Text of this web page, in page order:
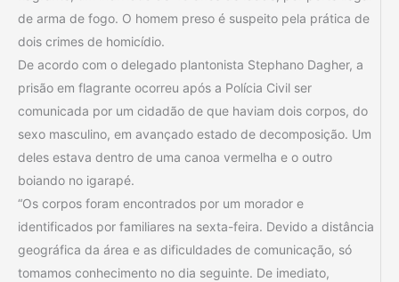
de arma de fogo. O homem preso é suspeito pela prática de
dois crimes de homicídio.
De acordo com o delegado plantonista Stephano Dagher, a
prisão em flagrante ocorreu após a Polícia Civil ser
comunicada por um cidadão de que haviam dois corpos, do
sexo masculino, em avançado estado de decomposição. Um
deles estava dentro de uma canoa vermelha e o outro
boiando no igarapé.
“Os corpos foram encontrados por um morador e
identificados por familiares na sexta-feira. Devido a distância
geográfica da área e as dificuldades de comunicação, só
tomamos conhecimento no dia seguinte. De imediato,